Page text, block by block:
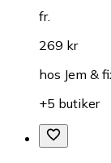
fr.
269 kr
hos Jem &
+5 butiker